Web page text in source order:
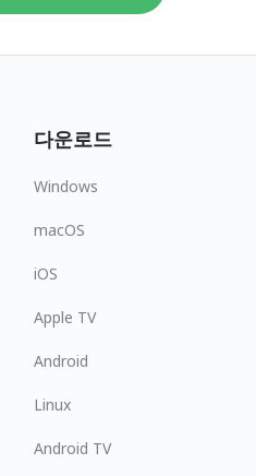
다운로드
Windows
macOS
iOS
Apple TV
Android
Linux
Android TV